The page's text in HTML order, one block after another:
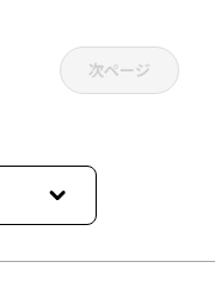
次ページ